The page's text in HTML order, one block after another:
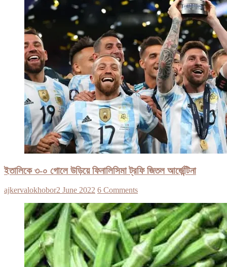
ইতালিকে ৩-০ গোলে উড়িয়ে ফিনালিসিমা ট্রফি জিতল আর্জেন্টিনা
ajkervalokhobor2 June 2022 6 Comments